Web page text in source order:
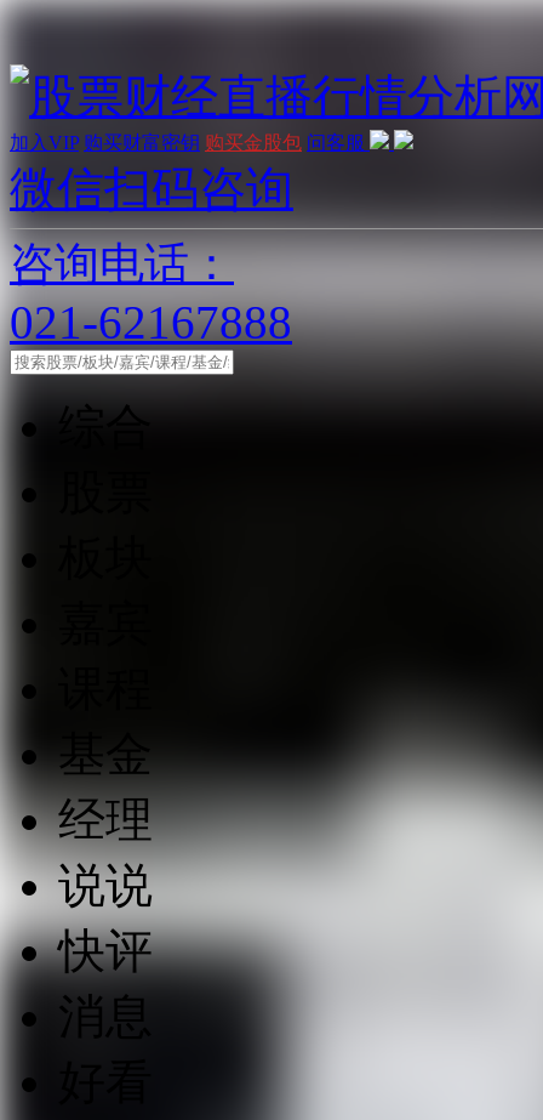
加入VIP 购买财富密钥 购买金股包 问客服
微信扫码咨询
咨询电话：
021-62167888
综合
基金
经理
说说
快评
消息